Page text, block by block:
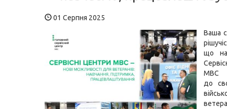
01 Серпня 2025
Ваша
що
МВС
до